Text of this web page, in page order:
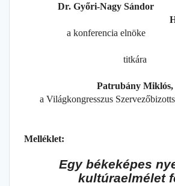
Dr. Győri-Nagy
a konferencia
titkára
Patrubány Miklós,
a Világkongresszus
Melléklet:
Egy békeképes
kultúraelmélet